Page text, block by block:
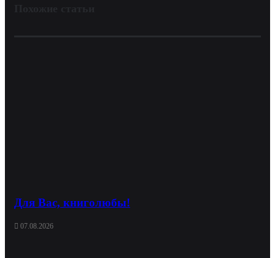
Для Вас, книголюбы!
07.08.2026